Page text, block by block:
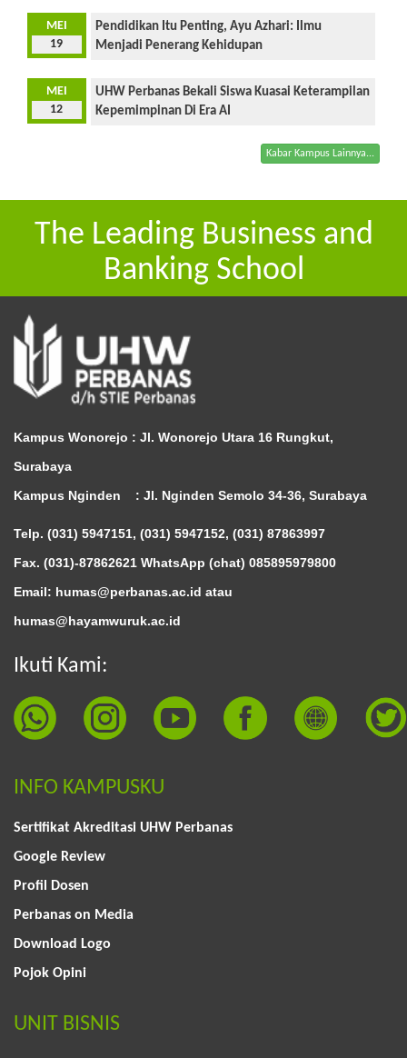
MEI
19
Pendidikan Itu Penting, Ayu Azhari: Ilmu
Menjadi Penerang Kehidupan
MEI
12
UHW Perbanas Bekali Siswa Kuasai Keterampilan
Kepemimpinan Di Era AI
Kabar Kampus Lainnya...
The Leading Business and
Banking School
Kampus Wonorejo : Jl. Wonorejo Utara 16 Rungkut,
Surabaya
Kampus Nginden : Jl. Nginden Semolo 34-36, Surabaya
Telp. (031) 5947151, (031) 5947152, (031) 87863997
Fax. (031)-87862621 WhatsApp (chat) 085895979800
Email: humas@perbanas.ac.id atau
humas@hayamwuruk.ac.id
Ikuti Kami:
INFO KAMPUSKU
Sertifikat Akreditasi UHW Perbanas
Google Review
Profil Dosen
Perbanas on Media
Download Logo
Pojok Opini
UNIT BISNIS